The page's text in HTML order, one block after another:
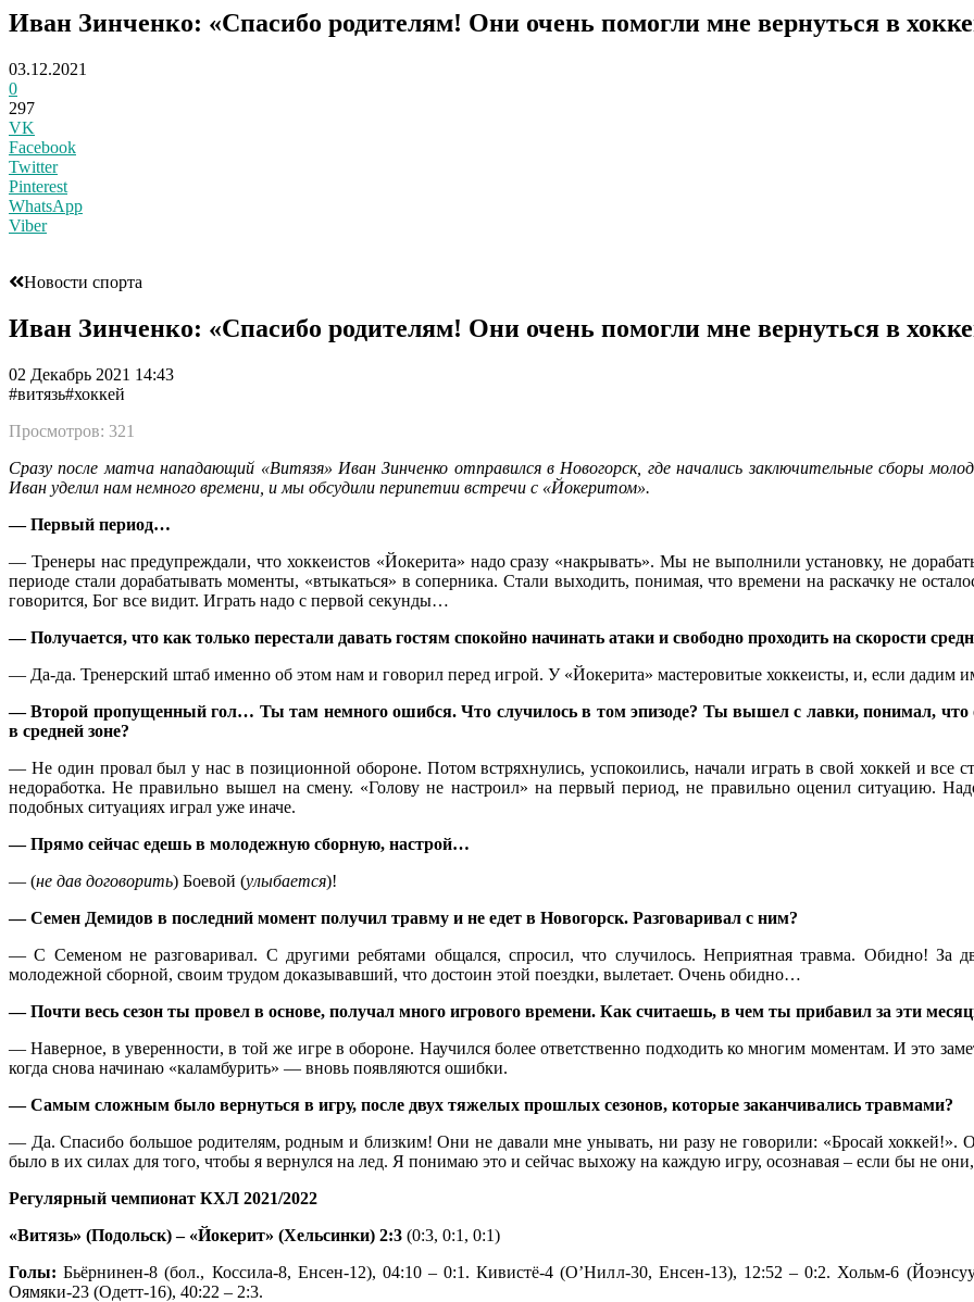
Иван Зинченко: «Спасибо родителям! Они очень помогли мне вернуться в
03.12.2021
0
297
VK
Facebook
Twitter
Pinterest
WhatsApp
Viber
Новости спорта
Иван Зинченко: «Спасибо родителям! Они очень помогли мне вернуться в
02 Декабрь 2021 14:43
#витязь#хоккей
Просмотров: 321
Сразу после матча нападающий «Витязя» Иван Зинченко отправился в Новогорск, где начались заключительные сборы
Иван уделил нам немного времени, и мы обсудили перипетии встречи с «Йокеритом».
— Первый период…
— Тренеры нас предупреждали, что хоккеистов «Йокерита» надо сразу «накрывать». Мы не выполнили установку, не
периоде стали дорабатывать моменты, «втыкаться» в соперника. Стали выходить, понимая, что времени на раскачку не
говорится, Бог все видит. Играть надо с первой секунды…
— Получается, что как только перестали давать гостям спокойно начинать атаки и свободно проходить на скорости
— Да-да. Тренерский штаб именно об этом нам и говорил перед игрой. У «Йокерита» мастеровитые хоккеисты, и, если дадим
— Второй пропущенный гол… Ты там немного ошибся. Что случилось в том эпизоде? Ты вышел с лавки, понимал, что
в средней зоне?
— Не один провал был у нас в позиционной обороне. Потом встряхнулись, успокоились, начали играть в свой хоккей и
недоработка. Не правильно вышел на смену. «Голову не настроил» на первый период, не правильно оценил ситуацию.
подобных ситуациях играл уже иначе.
— Прямо сейчас едешь в молодежную сборную, настрой…
— (не дав договорить) Боевой (улыбается)!
— Семен Демидов в последний момент получил травму и не едет в Новогорск. Разговаривал с ним?
— С Семеном не разговаривал. С другими ребятами общался, спросил, что случилось. Неприятная травма. Обидно! За
молодежной сборной, своим трудом доказывавший, что достоин этой поездки, вылетает. Очень обидно…
— Почти весь сезон ты провел в основе, получал много игрового времени. Как считаешь, в чем ты прибавил за эти
— Наверное, в уверенности, в той же игре в обороне. Научился более ответственно подходить ко многим моментам. И это
когда снова начинаю «каламбурить» — вновь появляются ошибки.
— Самым сложным было вернуться в игру, после двух тяжелых прошлых сезонов, которые заканчивались травмами?
— Да. Спасибо большое родителям, родным и близким! Они не давали мне унывать, ни разу не говорили: «Бросай хоккей!».
было в их силах для того, чтобы я вернулся на лед. Я понимаю это и сейчас выхожу на каждую игру, осознавая – если бы не
Регулярный чемпионат КХЛ 2021/2022
«Витязь» (Подольск) – «Йокерит» (Хельсинки) 2:3 (0:3, 0:1, 0:1)
Голы: Бьёрнинен-8 (бол., Коссила-8, Енсен-12), 04:10 – 0:1. Кивистё-4 (О’Нилл-30, Енсен-13), 12:52 – 0:2. Хольм-6
Оямяки-23 (Одетт-16), 40:22 – 2:3.